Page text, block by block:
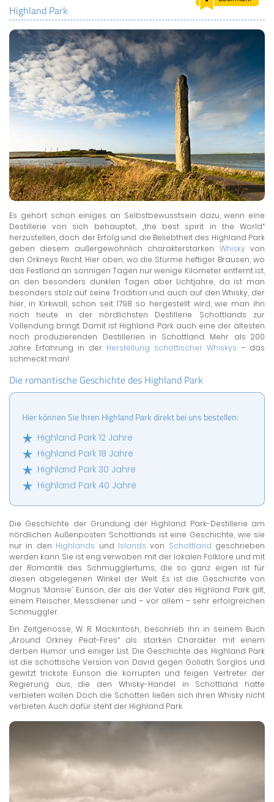
LERNCENTER
ENGLISCH
ENGLAND ZUHAUSE
BRITISH SHOP
Highland Park
Es gehört schon einiges an Selbstbewusstsein dazu, wenn eine
Destillerie von sich behauptet, „the best spirit in the World“
herzustellen, doch der Erfolg und die Beliebtheit des Highland Park
geben diesem außergewöhnlich charakterstarken Whiskyvon
den Orkneys Recht. Hier oben, wo die Stürme heftiger Brausen, wo
das Festland an sonnigen Tagen nur wenige Kilometer entfernt ist,
an den besonders dunklen Tagen aber Lichtjahre, da ist man
besonders stolz auf seine Tradition und auch auf den Whisky, der
hier, in Kirkwall, schon seit 1798 so hergestellt wird, wie man ihn
noch heute in der nördlichsten Destillerie Schottlands zur
Vollendung bringt. Damit ist Highland Park auch eine der ältesten
noch produzierenden Destillerien in Schottland. Mehr als 200
Jahre Erfahrung in der Herstellung schottischer Whiskys – das
schmeckt man!
Die romantische Geschichte des Highland Park
Hier können Sie Ihren Highland Park direkt bei uns bestellen:
Highland Park 12 Jahre
Highland Park 18 Jahre
Highland Park 30 Jahre
Highland Park 40 Jahre
Die Geschichte der Gründung der Highland Park-Destillerie am
nördlichen Außenposten Schottlands ist eine Geschichte, wie sie
nur in den Highlands und Islands von Schottland geschrieben
werden kann. Sie ist eng verwoben mit der lokalen Folklore und mit
der Romantik des Schmugglertums, die so ganz eigen ist für
diesen abgelegenen Winkel der Welt. Es ist die Geschichte von
Magnus ‘Mansie’ Eunson, der als der Vater des Highland Park gilt,
einem Fleischer, Messdiener und – vor allem – sehr erfolgreichen
Schmuggler.
Ein Zeitgenosse, W. R. Mackintosh, beschrieb ihn in seinem Buch
„Around Orkney Peat-Fires“ als starken Charakter mit einem
derben Humor und einiger List. Die Geschichte des Highland Park
ist die schottische Version von David gegen Goliath: Sorglos und
gewitzt trickste Eunson die korrupten und feigen Vertreter der
Regierung aus, die den Whisky-Handel in Schottland hatte
verbieten wollen. Doch die Schotten ließen sich ihren Whisky nicht
verbieten. Auch dafür steht der Highland Park.